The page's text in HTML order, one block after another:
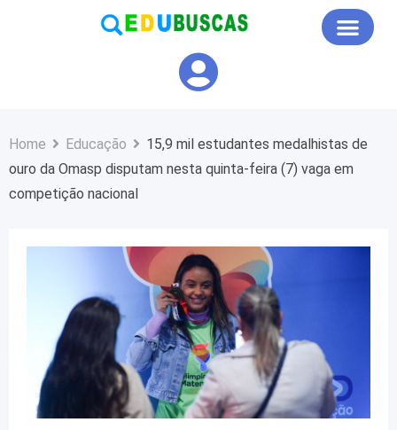
Home Educação
15,9 mil estudantes medalhistas de
ouro da Omasp disputam nesta quinta-feira (7) vaga em
competição nacional